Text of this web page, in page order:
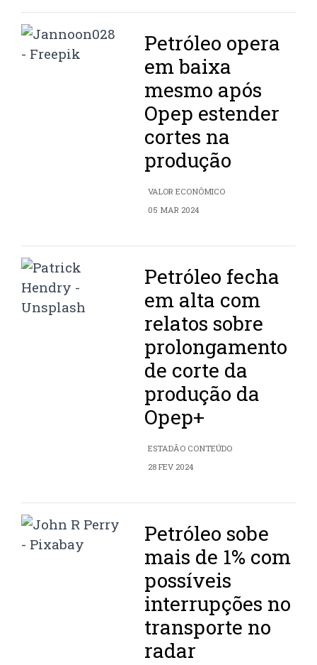
Petróleo opera
em baixa
mesmo após
Opep estender
cortes na
produção
VALOR ECONÔMICO
05 MAR 2024
Petróleo fecha
em alta com
relatos sobre
prolongamento
de corte da
produção da
Opep+
ESTADÃO CONTEÚDO
28 FEV 2024
Petróleo sobe
mais de 1% com
possíveis
interrupções no
transporte no
radar